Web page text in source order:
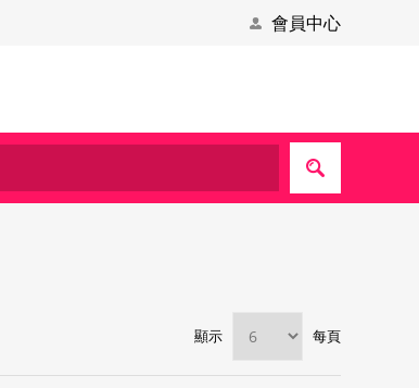
會員中心
顯示 每頁